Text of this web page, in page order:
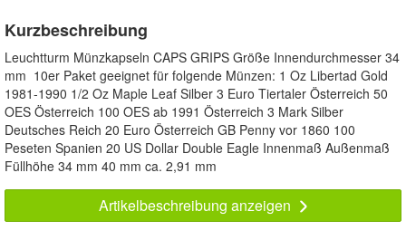
Kurzbeschreibung
Leuchtturm Münzkapseln CAPS GRIPS Größe Innendurchmesser 34
mm 10er Paket geeignet für folgende Münzen: 1 Oz Libertad Gold
1981-1990 1/2 Oz Maple Leaf Silber 3 Euro Tiertaler Österreich 50
OES Österreich 100 OES ab 1991 Österreich 3 Mark Silber
Deutsches Reich 20 Euro Österreich GB Penny vor 1860 100
Peseten Spanien 20 US Dollar Double Eagle Innenmaß Außenmaß
Füllhöhe 34 mm 40 mm ca. 2,91 mm
Artikelbeschreibung anzeigen